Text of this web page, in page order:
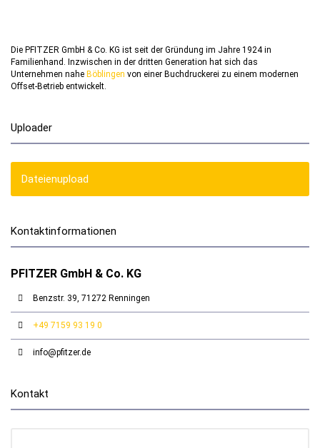
Die PFITZER GmbH & Co. KG ist seit der Gründung im Jahre 1924 in
Familienhand. Inzwischen in der dritten Generation hat sich das
Unternehmen nahe Böblingen von einer Buchdruckerei zu einem modernen
Offset-Betrieb entwickelt.
Uploader
Dateienupload
Kontaktinformationen
PFITZER GmbH & Co. KG
Benzstr. 39, 71272 Renningen
+49 7159 93 19 0
info@pfitzer.de
Kontakt